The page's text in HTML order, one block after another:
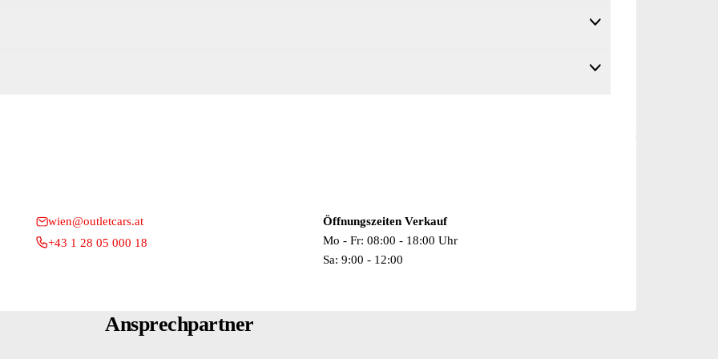
wien@outletcars.at
+43 1 28 05 000 18
Öffnungszeiten Verkauf
Mo - Fr: 08:00 - 18:00 Uhr
Sa: 9:00 - 12:00
Ansprechpartner